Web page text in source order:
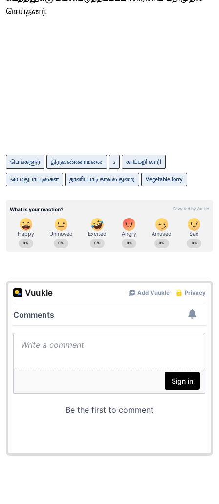
செய்தனர்.
பெங்களூர் திருவண்ணாமலை 2
காய்கறி லாரி
640 மதுபாட்டில்கள்
தானிப்பாடி காவல் துறை Vegetable lorry